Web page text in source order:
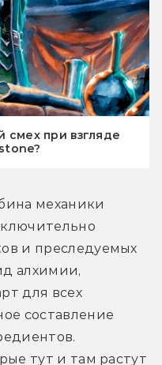
при взгляде
механики
и преследуемых
алхимии,
для всех
составление
тут и там растут